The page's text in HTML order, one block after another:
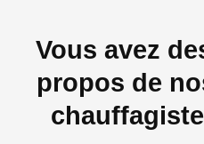
Vous avez
propos de